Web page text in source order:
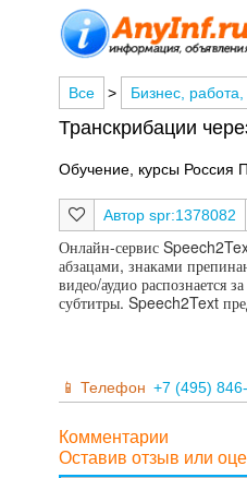
Все > Бизнес,
Транскрибации
Обучение, курсы Россия
spr:1378082
Онлайн-сервис
абзацами, знаками
видео/аудио распознается
субтитры. Speech2Text
Телефон +7 (495)
Комментарии
Оставив отзыв или